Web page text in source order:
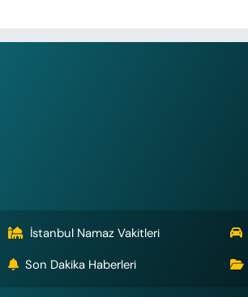
İstanbul Namaz Vakitleri
Son Dakika Haberleri